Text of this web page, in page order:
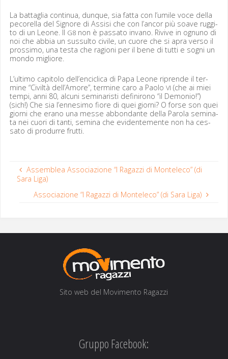
La battaglia con­tin­ua, dunque, sia fat­ta con l’umile voce del­la
pecorel­la del Sig­nore di Assisi che con l’ancor più soave rug­gi­
to di un Leone. Il G8non è pas­sato invano. Riv­ive in ognuno di
noi che abbia un sus­sul­to civile, un cuore che si apra ver­so il
prossi­mo, una tes­ta che ragioni per il bene di tut­ti e sog­ni un
mon­do migliore.
L’ultimo capi­to­lo dell’enciclica di Papa Leone riprende il ter­
mine “Civiltà dell’Amore”, ter­mine caro a Pao­lo VI (che ai miei
tem­pi, anni 80, alcu­ni sem­i­nar­isti definirono “il Demo­nio!”)
(sich!) Che sia l’ennesimo fiore di quei giorni? O forse son quei
giorni che era­no una messe abbon­dante del­la Paro­la sem­i­na­
ta nei cuori di tan­ti, sem­i­na che evi­den­te­mente non ha ces­
sato di pro­durre frutti.
Assemblea Associazione “I Ragazzi di Monteleco” (di
Sara Liga)
Associazione “I Ragazzi di Monteleco” (di Sara Liga)
Sito web del Movi­men­to Ragazzi
Gruppo Facebook: